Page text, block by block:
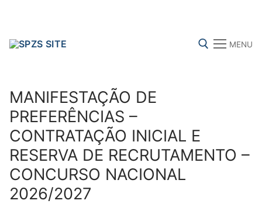
MENU
FENPROF CGTP-IN FRENTE COMUM
Search
for:
MANIFESTAÇÃO DE
PREFERÊNCIAS –
CONTRATAÇÃO INICIAL E
RESERVA DE RECRUTAMENTO –
CONCURSO NACIONAL
2026/2027